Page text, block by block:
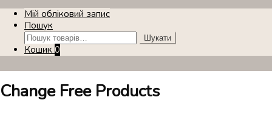
Мій обліковий запис
Пошук
Шукати:
Шукати
Кошик 0
Change Free Products